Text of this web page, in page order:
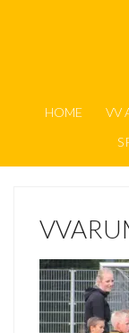
HOME VV